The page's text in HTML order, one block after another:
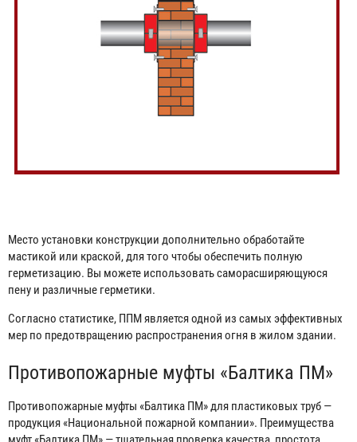
Место установки конструкции дополнительно обработайте
мастикой или краской, для того чтобы обеспечить полную
герметизацию. Вы можете использовать саморасширяющуюся
пену и различные герметики.
Согласно статистике, ППМ является одной из самых эффективных
мер по предотвращению распространения огня в жилом здании.
Противопожарные муфты «Балтика ПМ»
Противопожарные муфты «Балтика ПМ» для пластиковых труб —
продукция «Национальной пожарной компании». Преимущества